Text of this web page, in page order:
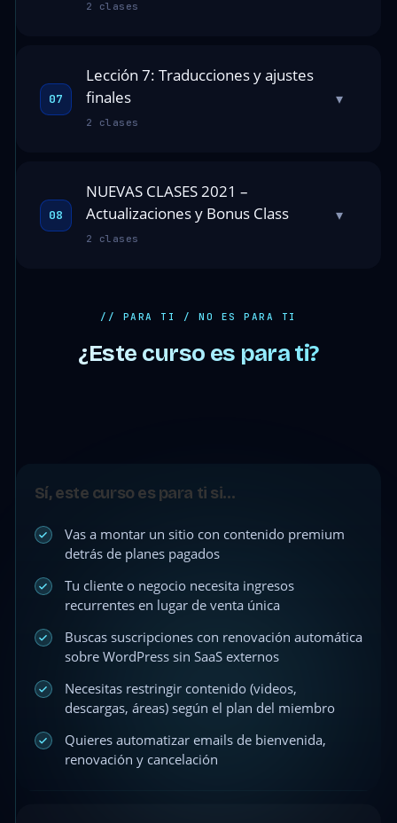
2 clases
07
Lección 7: Traducciones y ajustes
finales
2 clases
▾
08
NUEVAS CLASES 2021 –
Actualizaciones y Bonus Class
2 clases
▾
// PARA TI / NO ES PARA TI
¿Este curso es para ti?
Sí, este curso es para ti si…
Vas a montar un sitio con contenido premium
detrás de planes pagados
Tu cliente o negocio necesita ingresos
recurrentes en lugar de venta única
Buscas suscripciones con renovación automática
sobre WordPress sin SaaS externos
Necesitas restringir contenido (videos,
descargas, áreas) según el plan del miembro
Quieres automatizar emails de bienvenida,
renovación y cancelación